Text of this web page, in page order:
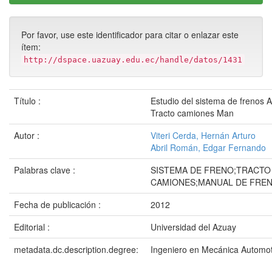
Por favor, use este identificador para citar o enlazar este
ítem:
http://dspace.uazuay.edu.ec/handle/datos/1431
Título :
Estudio del sistema de frenos
Tracto camiones Man
Autor :
Viteri Cerda, Hernán Arturo
Abril Román, Edgar Fernando
Palabras clave :
SISTEMA DE FRENO;TRACTO
CAMIONES;MANUAL DE
Fecha de publicación :
2012
Editorial :
Universidad del Azuay
metadata.dc.description.degree:
Ingeniero en Mecánica